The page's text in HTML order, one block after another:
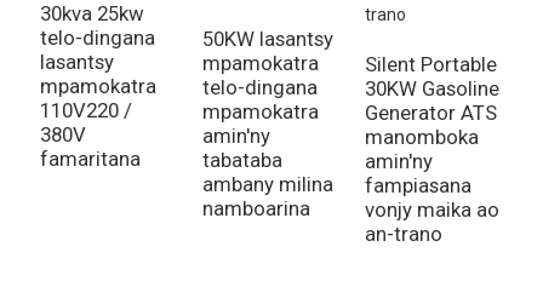
30kva 25kw
telo-dingana
lasantsy
mpamokatra
110V220 /
380V
famaritana
50KW lasantsy
mpamokatra
telo-dingana
mpamokatra
amin'ny
tabataba
ambany milina
namboarina
Silent Portable
30KW Gasoline
Generator ATS
manomboka
amin'ny
fampiasana
vonjy maika ao
an-trano